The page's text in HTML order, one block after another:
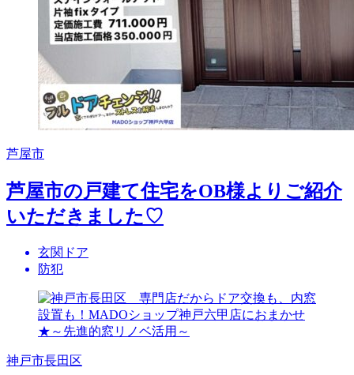
芦屋市
芦屋市の戸建て住宅をOB様よりご紹介
いただきました♡
玄関ドア
防犯
神戸市長田区